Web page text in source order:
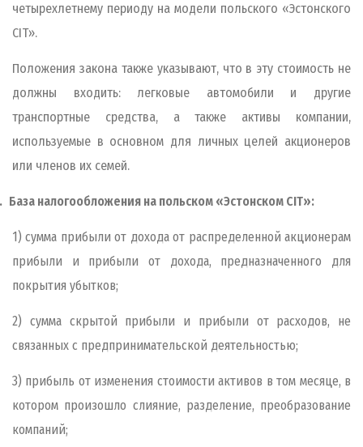
четырехлетнему периоду на модели польского «Эстонского
CIT».
Положения закона также указывают, что в эту стоимость не
должны входить: легковые автомобили и другие
транспортные средства, а также активы компании,
используемые в основном для личных целей акционеров
или членов их семей.
База налогообложения на польском «Эстонском CIT»:
1) сумма прибыли от дохода от распределенной акционерам
прибыли и прибыли от дохода, предназначенного для
покрытия убытков;
2) сумма скрытой прибыли и прибыли от расходов, не
связанных с предпринимательской деятельностью;
3) прибыль от изменения стоимости активов в том месяце, в
котором произошло слияние, разделение, преобразование
компаний;